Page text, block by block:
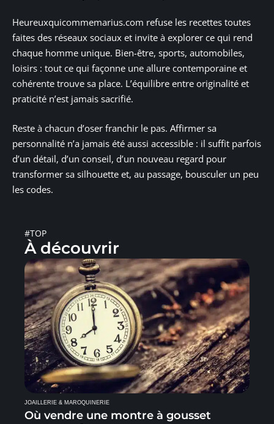
Heureuxquicommemarius.com refuse les recettes toutes
faites des réseaux sociaux et invite à explorer ce qui rend
chaque homme unique. Bien-être, sports, automobiles,
loisirs : tout ce qui façonne une allure contemporaine et
cohérente trouve sa place. L’équilibre entre originalité et
praticité n’est jamais sacrifié.
Reste à chacun d’oser franchir le pas. Affirmer sa
personnalité n’a jamais été aussi accessible : il suffit parfois
d’un détail, d’un conseil, d’un nouveau regard pour
transformer sa silhouette et, au passage, bousculer un peu
les codes.
#TOP
À découvrir
JOAILLERIE & MAROQUINERIE
Où vendre une montre à gousset